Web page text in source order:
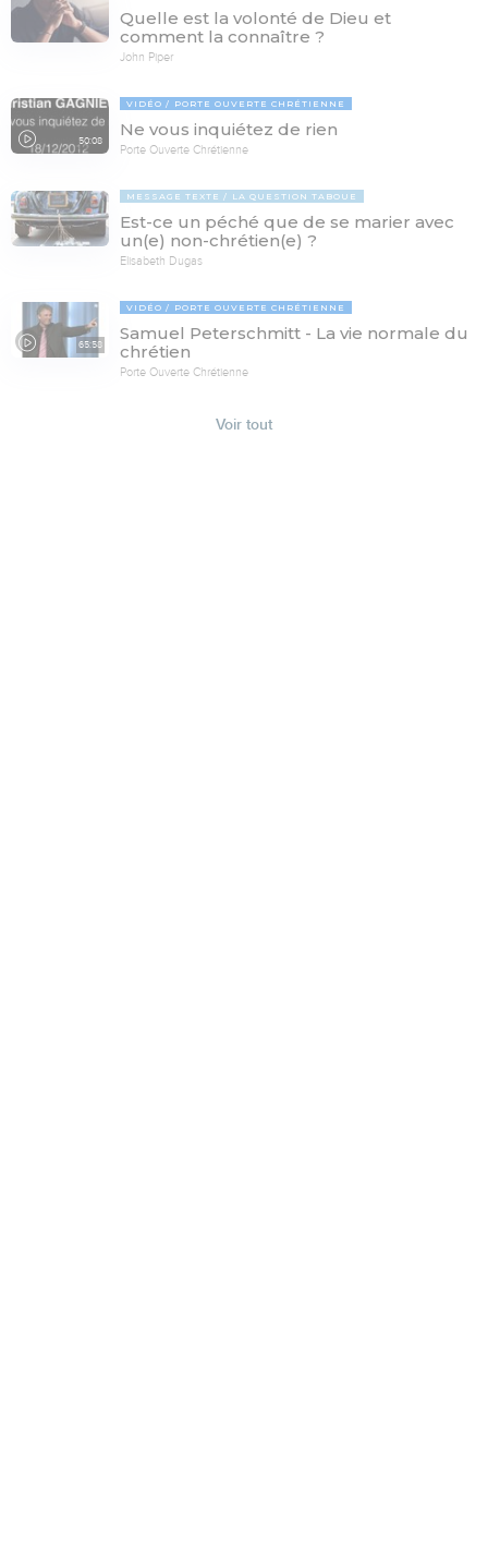
Quelle est la volonté de Dieu et
comment la connaître ?
John Piper
50:08
VIDÉO PORTE OUVERTE CHRÉTIENNE
Ne vous inquiétez de rien
Porte Ouverte Chrétienne
MESSAGE TEXTE LA QUESTION TABOUE
Est-ce un péché que de se marier avec
un(e) non-chrétien(e) ?
Elisabeth Dugas
65:58
VIDÉO PORTE OUVERTE CHRÉTIENNE
Samuel Peterschmitt - La vie normale du
chrétien
Porte Ouverte Chrétienne
Voir tout